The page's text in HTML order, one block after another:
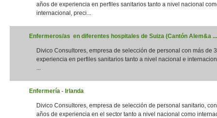
años de experiencia en perfiles sanitarios tanto a nivel nacional
internacional, preci...
Enfermeros/as en diferentes hospitales de Suiza (Cantón Alem&a ...
Divico Consultores, empresa de selección de personal con más de
experiencia en perfiles sanitarios tanto a nivel nacional e
...
Enfermería - Irlanda
Divico Consultores, empresa de selección de personal sanitario,
años de experiencia en el sector tanto a nivel nacional como